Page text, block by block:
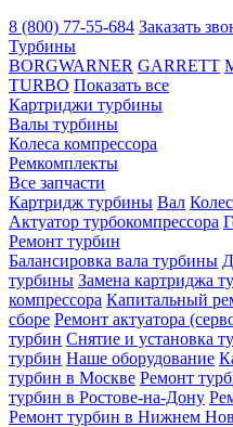
8 (800) 77-55-684 Заказать
Турбины
BORGWARNER GARRETT
TURBO Показать все
Картриджи турбины
Валы турбины
Колеса компрессора
Ремкомплекты
Все запчасти
Картридж турбины Вал
Актуатор турбокомпрессора
Ремонт турбин
Балансировка вала турбины
турбины Замена картриджа
компрессора Капитальный
сборе Ремонт актуатора
турбин Снятие и установка
турбин Наше оборудование
турбин в Москве Ремонт
турбин в Ростове-на-Дону
Ремонт турбин в Нижнем